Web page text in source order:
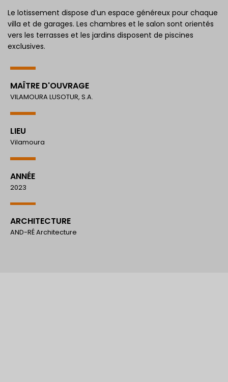
Le lotissement dispose d’un espace généreux pour chaque
villa et de garages. Les chambres et le salon sont orientés
vers les terrasses et les jardins disposent de piscines
exclusives.
MAÎTRE D'OUVRAGE
VILAMOURA LUSOTUR, S.A.
LIEU
Vilamoura
ANNÉE
2023
ARCHITECTURE
AND-RÉ Architecture